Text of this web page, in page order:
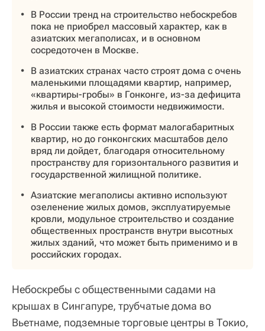
В России тренд на строительство небоскребов
пока не приобрел массовый характер, как в
азиатских мегаполисах, и в основном
сосредоточен в Москве.
В азиатских странах часто строят дома с очень
маленькими площадями квартир, например,
«квартиры-гробы» в Гонконге, из-за дефицита
жилья и высокой стоимости недвижимости.
В России также есть формат малогабаритных
квартир, но до гонконгских масштабов дело
вряд ли дойдет, благодаря относительному
пространству для горизонтального развития и
государственной жилищной политике.
Азиатские мегаполисы активно используют
озеленение жилых домов, эксплуатируемые
кровли, модульное строительство и создание
общественных пространств внутри высотных
жилых зданий, что может быть применимо и в
российских городах.
Небоскребы с общественными садами на
крышах в Сингапуре, трубчатые дома во
Вьетнаме, подземные торговые центры в Токио,